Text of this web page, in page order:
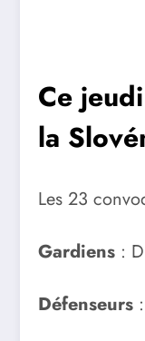
Ce
la
Les 23
Gardiens :
Défenseurs